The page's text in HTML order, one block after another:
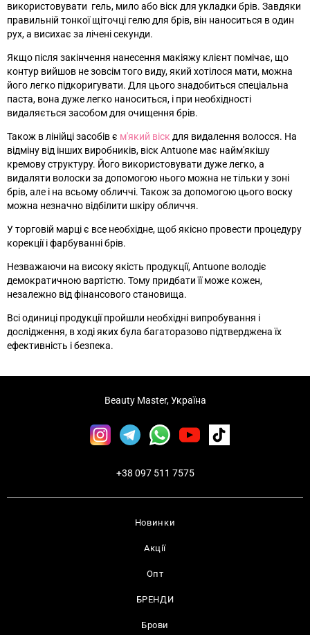
використовувати гель, мило або віск для укладки брів. Завдяки
правильній тонкої щіточці гелю для брів, він наноситься в один
рух, а висихає за лічені секунди.
Якщо після закінчення нанесення макіяжу клієнт помічає, що
контур вийшов не зовсім того виду, який хотілося мати, можна
його легко підкоригувати. Для цього знадобиться спеціальна
паста, вона дуже легко наноситься, і при необхідності
видаляється засобом для очищення брів.
Також в лінійці засобів є м'який віск для видалення волосся. На
відміну від інших виробників, віск Antuone має найм'якішу
кремову структуру. Його використовувати дуже легко, а
видаляти волоски за допомогою нього можна не тільки у зоні
брів, але і на всьому обличчі. Також за допомогою цього воску
можна незначно відбілити шкіру обличчя.
У торговій марці є все необхідне, щоб якісно провести процедуру
корекції і фарбуванні брів.
Незважаючи на високу якість продукції, Antuone володіє
демократичною вартістю. Тому придбати її може кожен,
незалежно від фінансового становища.
Всі одиниці продукції пройшли необхідні випробування і
дослідження, в ході яких була багаторазово підтверджена їх
ефективність і безпека.
Новинки
Акції
Опт
БРЕНДИ
Брови
Beauty Master, Україна
+38 097 511 7575